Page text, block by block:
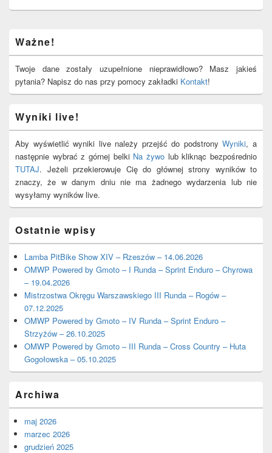
Sidebar
Widget
Area
Ważne!
Twoje dane zostały uzupełnione nieprawidłowo? Masz jakieś
pytania? Napisz do nas przy pomocy zakładki Kontakt!
Wyniki live!
Aby wyświetlić wyniki live należy przejść do podstronyWyniki, a
następnie wybrać z górnej belki Na żywo lub kliknąc bezpośrednio
TUTAJ. Jeżeli przekierowuje Cię do głównej strony wyników to
znaczy, że w danym dniu nie ma żadnego wydarzenia lub nie
wysyłamy wyników live.
Ostatnie wpisy
Lamba PitBike Show XIV – Rzeszów – 14.06.2026
OMWP Powered by Gmoto – I Runda – Sprint Enduro – Chyrowa
– 19.04.2026
Mistrzostwa Okręgu Warszawskiego III Runda – Rogów –
07.12.2025
OMWP Powered by Gmoto – IV Runda – Sprint Enduro –
Strzyżów – 26.10.2025
OMWP Powered by Gmoto – III Runda – Cross Country – Huta
Gogołowska – 05.10.2025
Archiwa
maj 2026
marzec 2026
grudzień 2025